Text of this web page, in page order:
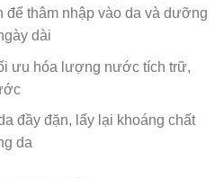
để thâm nhập vào da và dưỡng
dài
ưu hóa lượng nước tích trữ,
đầy đặn, lấy lại khoáng chất
da